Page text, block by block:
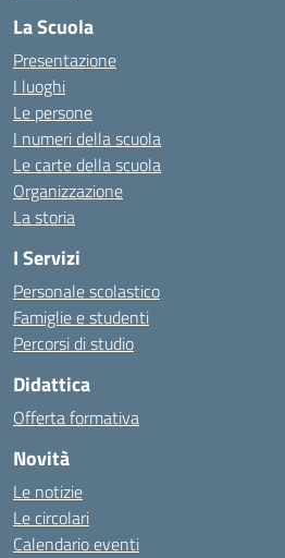
La Scuola
Presentazione
I luoghi
Le persone
I numeri della scuola
Le carte della scuola
Organizzazione
La storia
I Servizi
Personale scolastico
Famiglie e studenti
Percorsi di studio
Didattica
Offerta formativa
Novità
Le notizie
Le circolari
Calendario eventi